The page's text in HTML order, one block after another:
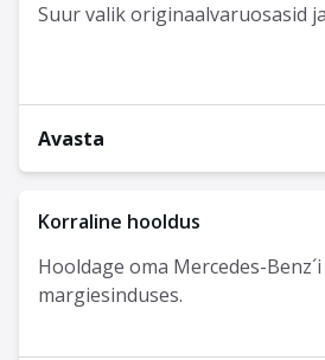
Suur valik originaalvaruosasid
Avasta
Korraline hooldus
Hooldage oma Mercedes-
margiesinduses.